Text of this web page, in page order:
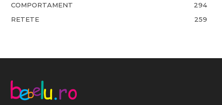
COMPORTAMENT
294
RETETE
259